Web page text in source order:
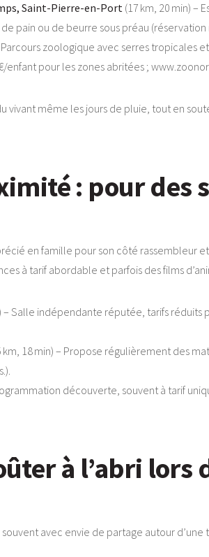
Saint-Pierre-en-Port (17 km, 20 min) –
pain ou de beurre sous préau (réservation
Parcours zoologique avec serres
enfant pour les zones abritées ;
vivant même les jours de pluie, tout en
: pour des
en famille pour son côté
à tarif abordable et parfois des films
– Salle indépendante réputée, tarifs
km, 18 min) – Propose régulièrement des
découverte, souvent à tarif
à l’abri lors
avec envie de partage autour